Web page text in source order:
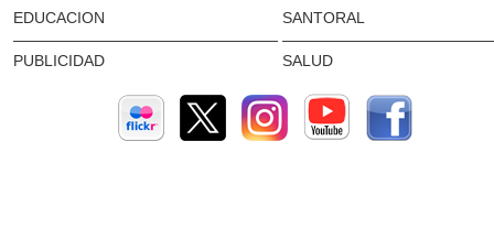
EDUCACION SANTORAL
PUBLICIDAD SALUD